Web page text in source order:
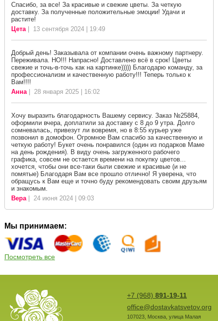
Спасибо, за все! За красивые и свежие цветы. За четкую
доставку. За полученные положительные эмоции! Удачи и
растите!
Цета| 13 сентября 2024 | 19:49
Добрый день! Заказывала от компании очень важному партнеру.
Переживала. НО!!! Напрасно! Доставлено всё в срок! Цветы
свежие и точь-в-точь как на картинке))))) Благодарю команду, за
профессионализм и качественную работу!!! Теперь только к
Вам!!!!
Анна| 28 января 2025 | 16:02
Хочу выразить благодарность Вашему сервису. Заказ №25884,
оформили вчера, доплатили за доставку с 8 до 9 утра. Долго
сомневалась, привезут ли вовремя, но в 8:55 курьер уже
позвонил в домофон. Огромное Вам спасибо за качественную и
четкую работу! Букет очень понравился (один из подарков Маме
на день рождения). В виду очень загруженного рабочего
графика, совсем не остается времени на покупку цветов...
хочется, чтобы они все-таки были свежие и красивые (и не
помятые) Благодаря Вам все прошло отлично! Я уверена, что
обращусь к Вам еще и точно буду рекомендовать своим друзьям
и знакомым.
Вера| 24 июня 2024 | 09:03
Мы принимаем:
Посмотреть все
+7 (968) 891-19-11
office@dostavkatsvetov.org
107023, Москва, улица Малая